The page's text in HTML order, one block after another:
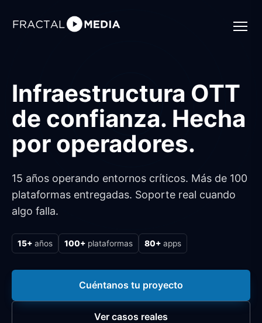
Infraestructura OTT
de confianza. Hecha
por operadores.
15 años operando entornos críticos. Más de 100
plataformas entregadas. Soporte real cuando
algo falla.
15+ años 100+ plataformas 80+ apps
Cuéntanos tu proyecto
Ver casos reales